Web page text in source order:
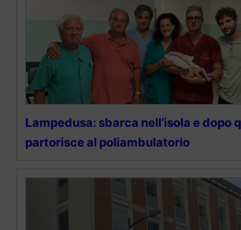
Lampedusa: sbarca nell’isola e dopo
partorisce al poliambulatorio